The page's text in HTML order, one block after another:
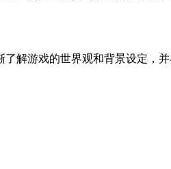
解游戏的世界观和背景设定，